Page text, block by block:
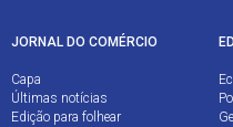
JORNAL DO COMÉRCIO
Capa
Últimas notícias
Edição para folhear